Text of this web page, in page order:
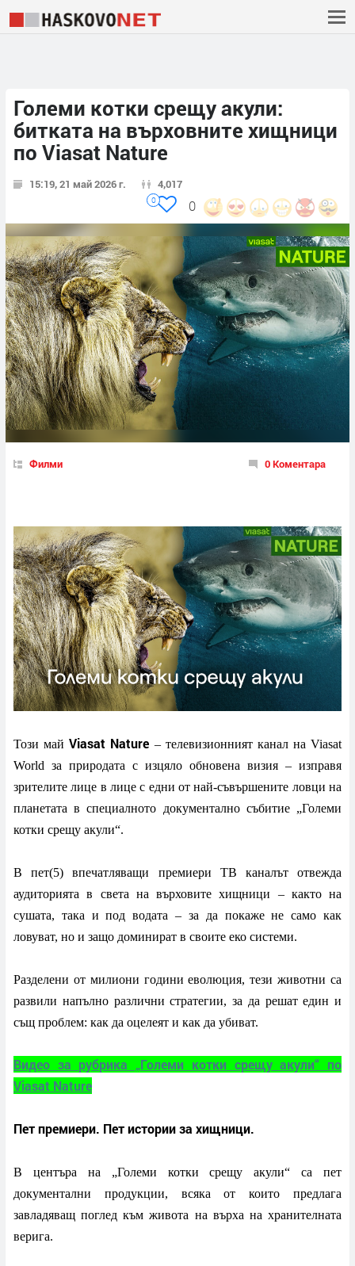
Големи котки срещу акули:
битката на върховните хищници
по Viasat Nature
15:19, 21 май 2026 г. 4,017
0
0
Филми 0 Коментара
Този май Viasat Nature – телевизионният канал на Viasat
World за природата с изцяло обновена визия – изправя
зрителите лице в лице с едни от най-съвършените ловци на
планетата в специалното документално събитие „Големи
котки срещу акули“.
В пет(5) впечатляващи премиери ТВ каналът отвежда
аудиторията в света на върховите хищници – както на
сушата, така и под водата – за да покаже не само как
ловуват, но и защо доминират в своите еко системи.
Разделени от милиони години еволюция, тези животни са
развили напълно различни стратегии, за да решат един и
същ проблем: как да оцелеят и как да убиват.
Видео за рубрика „Големи котки срещу акули“ по
Viasat Nature
Пет премиери. Пет истории за хищници.
В центъра на „Големи котки срещу акули“ са пет
документални продукции, всяка от които предлага
завладяващ поглед към живота на върха на хранителната
верига.